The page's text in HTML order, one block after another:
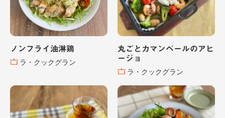
ノンフライ油淋鶏
ラ・クックグラン
丸ごとカマンベールのアヒ
ージョ
ラ・クックグラン